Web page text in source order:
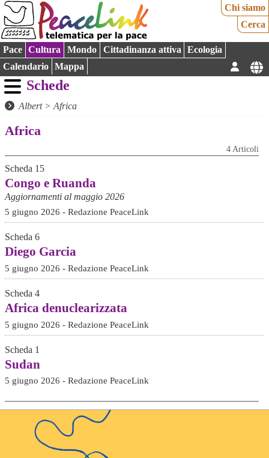
Chi siamo
Cerca
Pace Cultura Mondo Cittadinanza attiva
Ecologia
Calendario
Mappa
Schede
Albert>Africa
Africa
4 Articoli
Scheda 15
Congo e Ruanda
Aggiornamenti al maggio 2026
5 giugno 2026 - Redazione PeaceLink
Scheda 6
Diego Garcia
5 giugno 2026 - Redazione PeaceLink
Scheda 4
Africa denuclearizzata
5 giugno 2026 - Redazione PeaceLink
Scheda 1
Sudan
5 giugno 2026 - Redazione PeaceLink